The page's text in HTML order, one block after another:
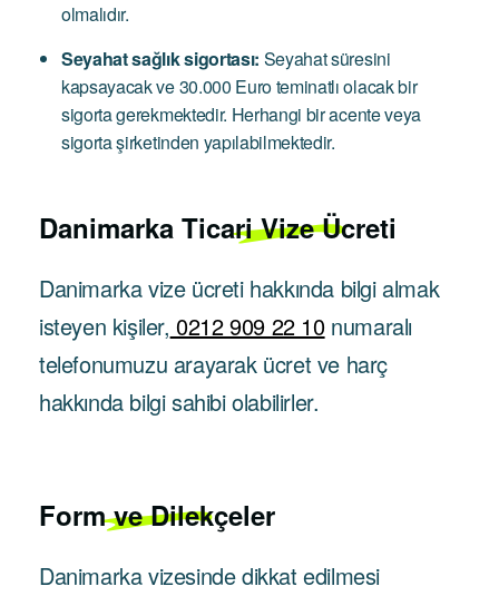
olmalıdır.
Seyahat sağlık sigortası: Seyahat süresini
kapsayacak ve 30.000 Euro teminatlı olacak bir
sigorta gerekmektedir. Herhangi bir acente veya
sigorta şirketinden yapılabilmektedir.
Danimarka Ticari Vize Ücreti
Danimarka vize ücreti hakkında bilgi almak
isteyen kişiler, 0212 909 22 10numaralı
telefonumuzu arayarak ücret ve harç
hakkında bilgi sahibi olabilirler.
Form ve Dilekçeler
Danimarka vizesinde dikkat edilmesi